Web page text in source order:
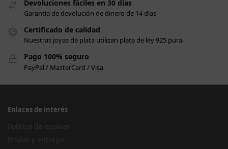
Devoluciones fáciles en 30 días
Garantía de devolución de dinero de 14 días
Certificado de calidad
Nuestras joyas de plata utilizan plata de ley 925 pura.
Pago 100% seguro
PayPal / MasterCard / Visa
Enlaces de interés